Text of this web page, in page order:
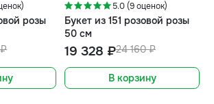
розы
5.0 (9 оценок)
Букет из 151 розовой розы
50 см
24 160 ₽
19 328 ₽
В корзину